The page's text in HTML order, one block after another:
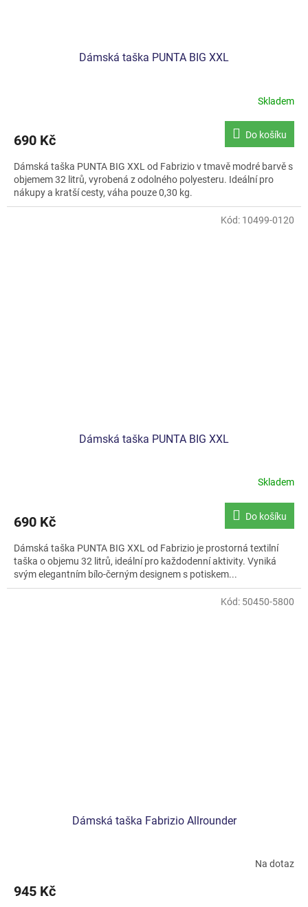
Dámská taška PUNTA BIG XXL
Skladem
690 Kč Do košíku
Dámská taška PUNTA BIG XXL od Fabrizio v tmavě modré barvě s
objemem 32 litrů, vyrobená z odolného polyesteru. Ideální pro
nákupy a kratší cesty, váha pouze 0,30 kg.
Dámská taška PUNTA BIG XXL
Skladem
690 Kč Do košíku
Dámská taška PUNTA BIG XXL od Fabrizio je prostorná textilní
taška o objemu 32 litrů, ideální pro každodenní aktivity. Vyniká
svým elegantním bílo-černým designem s potiskem...
Kód: 10499-0120
Dámská taška Fabrizio Allrounder
Na dotaz
945 Kč
Kód: 50450-5800